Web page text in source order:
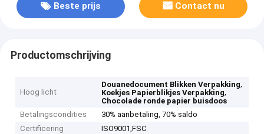
Beste prijs Contact nu
Productomschrijving
Hoog licht
Douanedocument Blikken Verpakking,
Koekjes Papierblikjes Verpakking,
Chocolade ronde papier buisdoos
Betalingscondities
30% aanbetaling, 70% saldo
Certificering
ISO9001,‌FSC